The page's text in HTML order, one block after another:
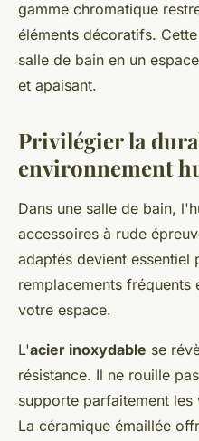
gamme chromatique
éléments décoratifs.
salle de bain en un
et apaisant.
Privilégier la
environnement
Dans une salle de bain,
accessoires à rude
adaptés devient essentiel
remplacements
votre espace.
L'acier inoxydable se
résistance. Il ne rouille
supporte parfaitement
La céramique émaillée